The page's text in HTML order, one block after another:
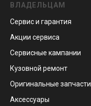
ВЛАДЕЛЬЦАМ
Сервис и гарантия
Акции сервиса
Сервисные кампании
Кузовной ремонт
Оригинальные запчасти
Аксессуары